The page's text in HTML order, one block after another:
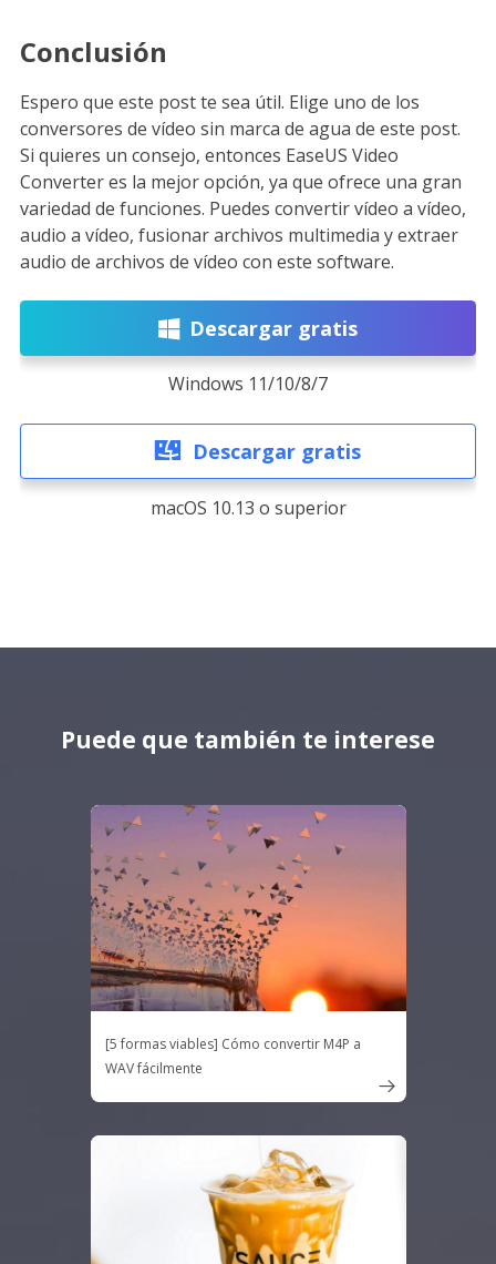
Conclusión
Espero que este post te sea útil. Elige uno de los
conversores de vídeo sin marca de agua de este post.
Si quieres un consejo, entonces EaseUS Video
Converter es la mejor opción, ya que ofrece una gran
variedad de funciones. Puedes convertir vídeo a vídeo,
audio a vídeo, fusionar archivos multimedia y extraer
audio de archivos de vídeo con este software.
Descargar gratis
Windows 11/10/8/7
Descargar gratis
macOS 10.13 o superior
Puede que también te interese
[5 formas viables] Cómo convertir M4P a
WAV fácilmente
